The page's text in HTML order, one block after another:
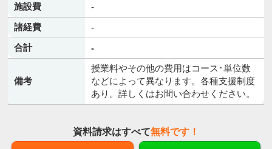
施設費
-
諸経費
-
合計
-
備考
授業料やその他の費用はコース･単位数
などによって異なります。各種支援制度
あり。詳しくはお問い合わせください。
資料請求はすべて無料です！